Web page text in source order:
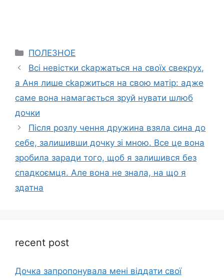
Categories
ПОЛЕЗНОЕ
Всі невістки сkаржаться на своїх свекрух,
а Аня лише сkаржиться на свою матір: адже
саме вона намагається зруй нувати шлюб
дочки
Після розлу чення дружина взяла сина до
себе, залишивши дочку зі мною. Все це вона
зробила заради того, щоб я залишився без
спадкоємця. Але вона не знала, на що я
здатна
recent post
Дочка запpопонувала мені віддати свої